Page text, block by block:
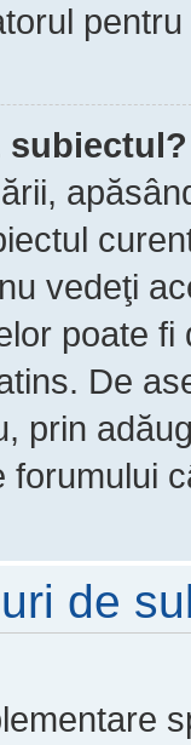
subiectul?
vedeţi
poate
De
prin
forumului
de